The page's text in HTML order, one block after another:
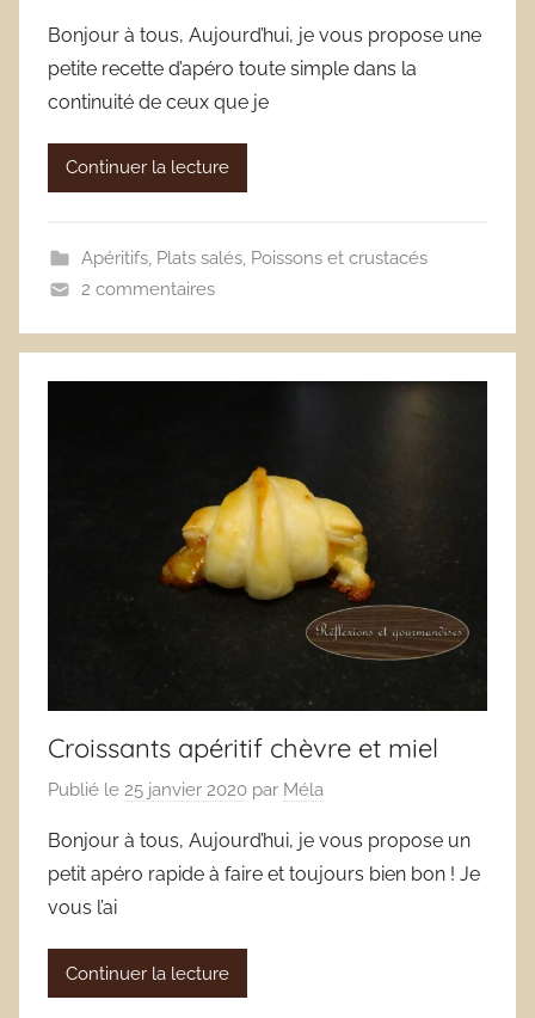
Bonjour à tous, Aujourd’hui, je vous propose une
petite recette d’apéro toute simple dans la
continuité de ceux que je
Continuer la lecture
Apéritifs, Plats salés, Poissons et crustacés
2 commentaires
Croissants apéritif chèvre et miel
Publié le 25 janvier 2020 par Méla
Bonjour à tous, Aujourd’hui, je vous propose un
petit apéro rapide à faire et toujours bien bon ! Je
vous l’ai
Continuer la lecture